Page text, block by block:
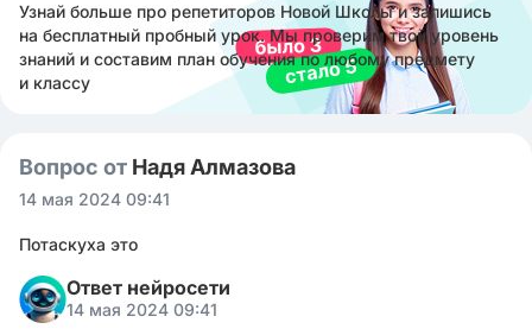
Узнай больше про репетиторов Новой Школы и запишись
на бесплатный пробный урок. Мы проверим твой уровень
знаний и составим план обучения по любому предмету
и классу
Вопрос от Надя Алмазова
14 мая 2024 09:41
Потаскуха это
Ответ нейросети
14 мая 2024 09:41